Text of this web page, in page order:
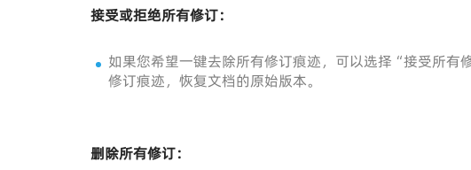
接受或拒绝所有修订：
如果您希望一键去除所有修订痕迹，可以选择“接受所
修订痕迹，恢复文档的原始版本。
删除所有修订：